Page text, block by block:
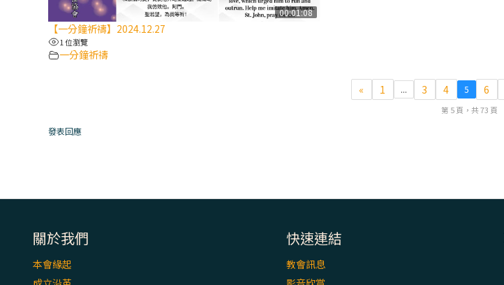
00:01:08
【一分鐘祈禱】2024.12.27
1 位瀏覽
一分鐘祈禱
« 1 ... 3 4 5 6
第 5 頁，共 73 頁
發表回應
關於我們
本會緣起
快速連結
教會訊息